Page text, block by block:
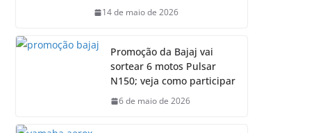
14 de maio de 2026
Promoção da Bajaj vai
sortear 6 motos Pulsar
N150; veja como participar
6 de maio de 2026